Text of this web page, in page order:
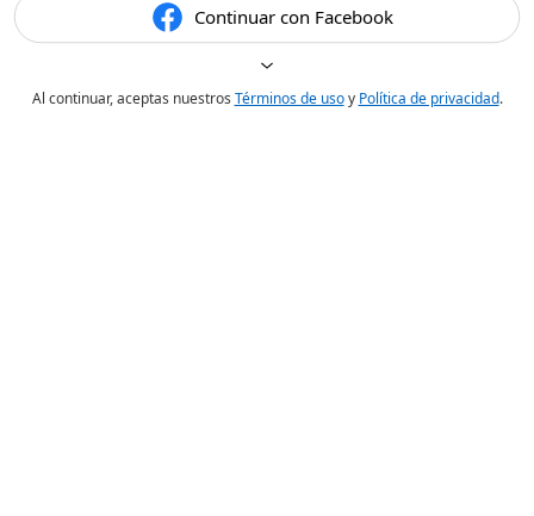
Continuar con Facebook
Al continuar, aceptas nuestros Términos de usoy Política de privacidad.